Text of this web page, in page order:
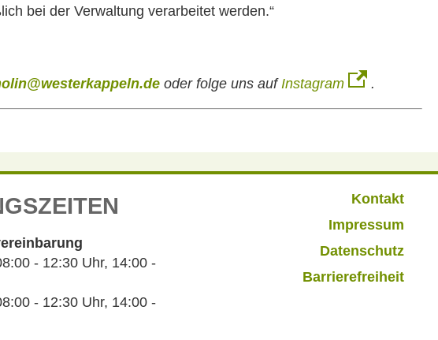
bei der Verwaltung verarbeitet werden.“
oder folge uns aufInstagram .
- 12:30 Uhr, 14:00 -
- 12:30 Uhr, 14:00 -
Kontakt
Impressum
Datenschutz
Barrierefreiheit